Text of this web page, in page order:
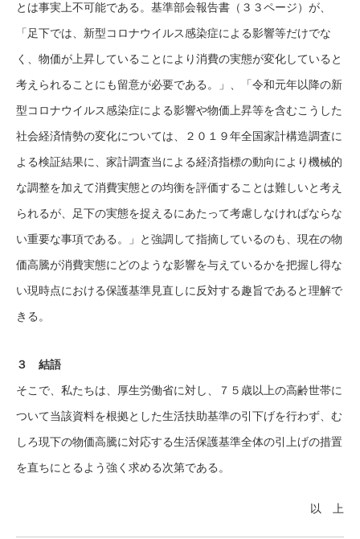
とは事実上不可能である。基準部会報告書（３３ページ）が、
「足下では、新型コロナウイルス感染症による影響等だけでな
く、物価が上昇していることにより消費の実態が変化していると
考えられることにも留意が必要である。」、「令和元年以降の新
型コロナウイルス感染症による影響や物価上昇等を含むこうした
社会経済情勢の変化については、２０１９年全国家計構造調査に
よる検証結果に、家計調査当による経済指標の動向により機械的
な調整を加えて消費実態との均衡を評価することは難しいと考え
られるが、足下の実態を捉えるにあたって考慮しなければならな
い重要な事項である。」と強調して指摘しているのも、現在の物
価高騰が消費実態にどのような影響を与えているかを把握し得な
い現時点における保護基準見直しに反対する趣旨であると理解で
きる。
３ 結語
そこで、私たちは、厚生労働省に対し、７５歳以上の高齢世帯に
ついて当該資料を根拠とした生活扶助基準の引下げを行わず、む
しろ現下の物価高騰に対応する生活保護基準全体の引上げの措置
を直ちにとるよう強く求める次第である。
以 上